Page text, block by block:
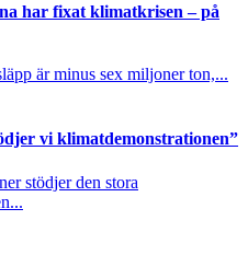
har fixat klimatkrisen – på
är minus sex miljoner ton,...
vi klimatdemonstrationen”
stödjer den stora